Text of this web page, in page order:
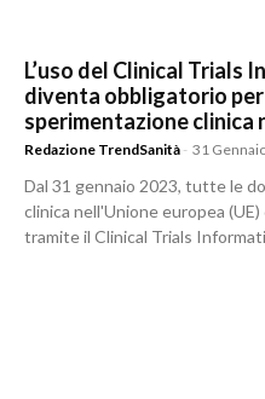
L’uso del Clinical Trials
diventa obbligatorio
sperimentazione clinica
Redazione TrendSanità - 31
Dal 31 gennaio 2023, tutte le
clinica nell'Unione europea
tramite il Clinical Trials